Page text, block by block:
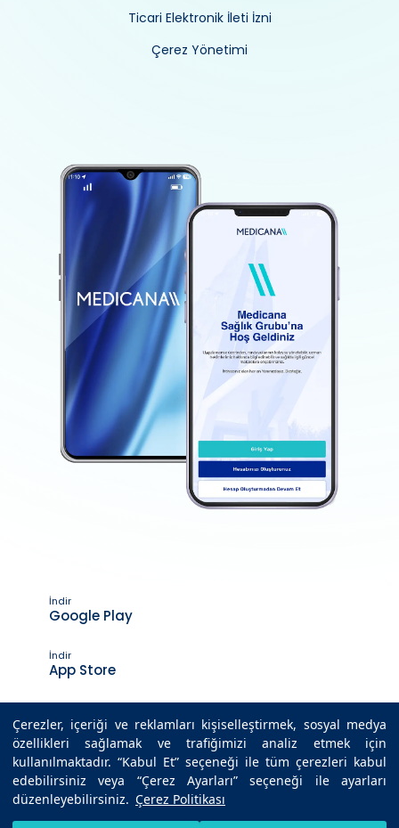
Çerezler, içeriği ve reklamları kişiselleştirmek, sosyal medya
özellikleri sağlamak ve trafiğimizi analiz etmek için
kullanılmaktadır. “Kabul Et” seçeneği ile tüm çerezleri kabul
edebilirsiniz veya “Çerez Ayarları” seçeneği ile ayarları
düzenleyebilirsiniz. Çerez Politikası
Ticari Elektronik İleti İzni
Çerez Yönetimi
İndir
Google Play
İndir
App Store
Son Güncelleme Tarihi : 21.07.2020 19:46